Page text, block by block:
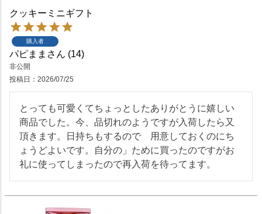
クッキーミニギフト
購入者
パピまま 14
非公開
投稿日
2026/07/25
とっても可愛くてちょっとしたありがとうに嬉しい
商品でした。今、品切れのようですが入荷したら又
頂きます。日持ちもするので　用意しておくのにち
ょうどよいです。自分の」ために買ったのですがお
礼に使ってしまったので再入荷を待ってます。